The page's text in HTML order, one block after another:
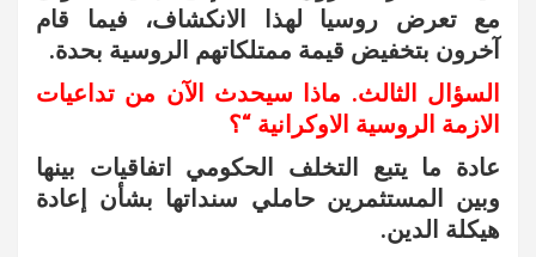
مع تعرض روسيا لهذا الانكشاف، فيما قام
آخرون بتخفيض قيمة ممتلكاتهم الروسية بحدة.
السؤال الثالث. ماذا سيحدث الآن من تداعيات
الازمة الروسية الاوكرانية “؟
عادة ما يتبع التخلف الحكومي اتفاقيات بينها
وبين المستثمرين حاملي سنداتها بشأن إعادة
هيكلة الدين.